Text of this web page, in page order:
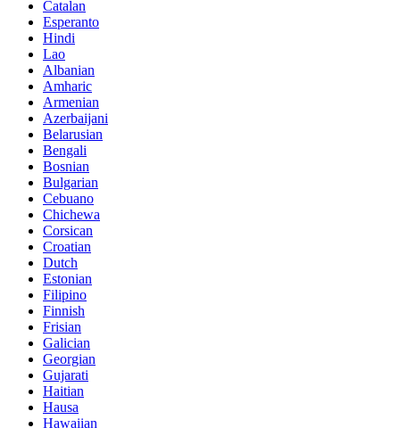
Catalan
Esperanto
Hindi
Lao
Albanian
Amharic
Armenian
Azerbaijani
Belarusian
Bengali
Bosnian
Bulgarian
Cebuano
Chichewa
Corsican
Croatian
Dutch
Estonian
Filipino
Finnish
Frisian
Galician
Georgian
Gujarati
Haitian
Hausa
Hawaiian